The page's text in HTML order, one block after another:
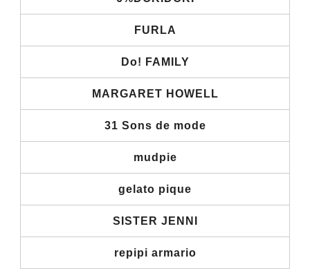
FURLA
Do! FAMILY
MARGARET HOWELL
31 Sons de mode
mudpie
gelato pique
SISTER JENNI
repipi armario